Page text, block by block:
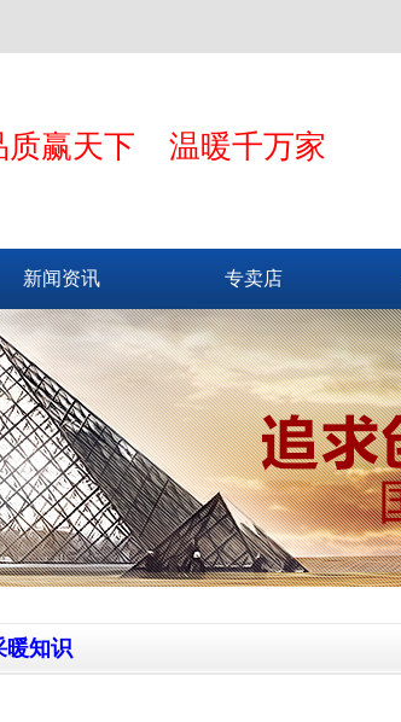
质赢天下 温暖千万家
新闻资讯 专卖店
暖知识